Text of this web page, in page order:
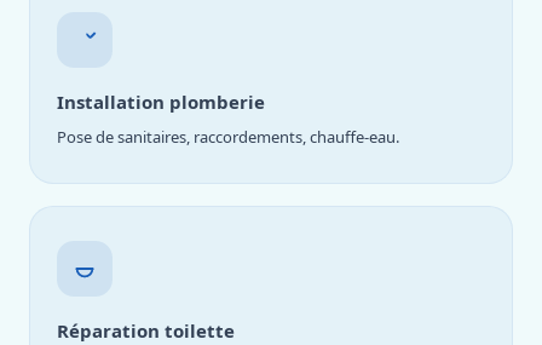
Installation plomberie
Pose de sanitaires, raccordements, chauffe-eau.
Réparation toilette